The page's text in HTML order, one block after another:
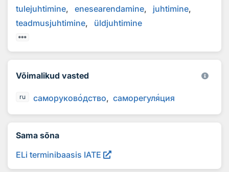
tulejuhtimine enesearendamine
juhtimine
teadmusjuhtimine
üldjuhtimine
Võimalikud vasted
ru саморуководство саморегуляция
Sama sõna
ELi terminibaasis IATE